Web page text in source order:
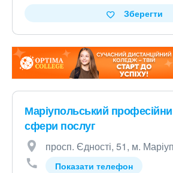
Зберегти
Маріупольський
сфери послуг
просп. Єдності, 51, м.
Показати телефон